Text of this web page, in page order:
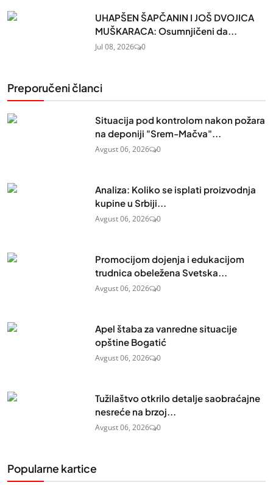
UHAPŠEN ŠAPČANIN I JOŠ DVOJICA
MUŠKARACA: Osumnjičeni da...
Jul 08, 2026 0
Preporučeni članci
Situacija pod kontrolom nakon požara
na deponiji "Srem-Mačva"...
Avgust 06, 2026 0
Analiza: Koliko se isplati proizvodnja
kupine u Srbiji...
Avgust 06, 2026 0
Promocijom dojenja i edukacijom
trudnica obeležena Svetska...
Avgust 06, 2026 0
Apel štaba za vanredne situacije
opštine Bogatić
Avgust 06, 2026 0
Tužilaštvo otkrilo detalje saobraćajne
nesreće na brzoj...
Avgust 06, 2026 0
Popularne kartice